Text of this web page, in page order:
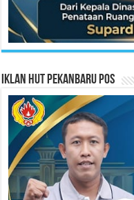
Iklan HUT Pekanbaru Pos